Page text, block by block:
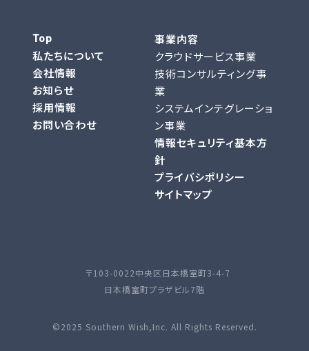
〒103-0022中央区日本橋室町3-4-7
日本橋室町プラザビル7階
©2025 Southern Wish,Inc. All Rights Reserved.
Top
私たちについて
会社情報
お知らせ
採用情報
お問い合わせ
事業内容
クラウドサービス事業
技術コンサルティング事
業
システムインテグレーショ
ン事業
情報セキュリティ基本方
針
プライバシポリシー
サイトマップ